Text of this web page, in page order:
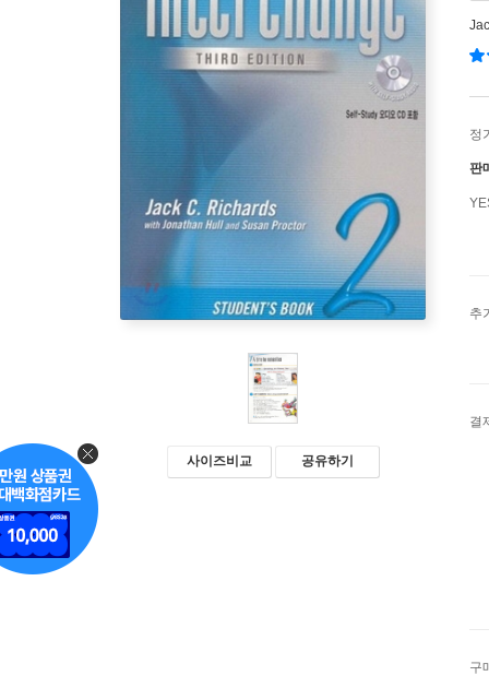
사이즈비교 공유하기
정
판
추
결
구